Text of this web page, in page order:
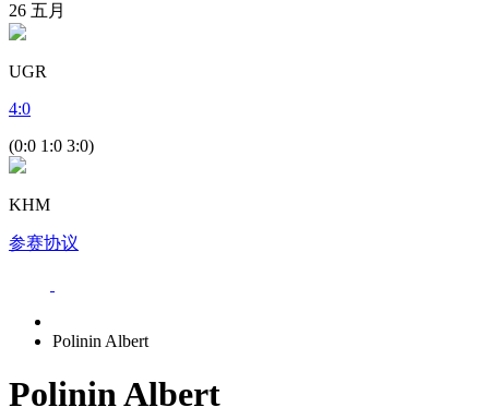
26 五月
UGR
4:0
(0:0 1:0 3:0)
KHM
参赛协议
Polinin Albert
Polinin Albert